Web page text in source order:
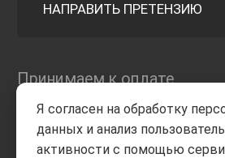
НАПРАВИТЬ ПРЕТЕНЗИЮ
Принимаем к оплате
Я согласен на обработку
данных и анализ
активности с помощью